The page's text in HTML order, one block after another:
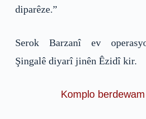
diparêze.”
Serok Barzanî ev
Şingalê diyarî jinên Êzidî kir.
Komplo